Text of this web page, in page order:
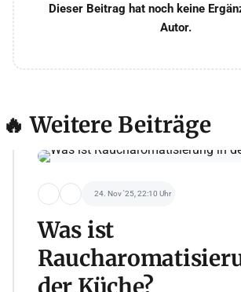
Dieser Beitrag hat noch keine
Autor.
🔥 Weitere Beiträge
24. Nov '25, 22:10 Uhr
Was ist
der Küche?